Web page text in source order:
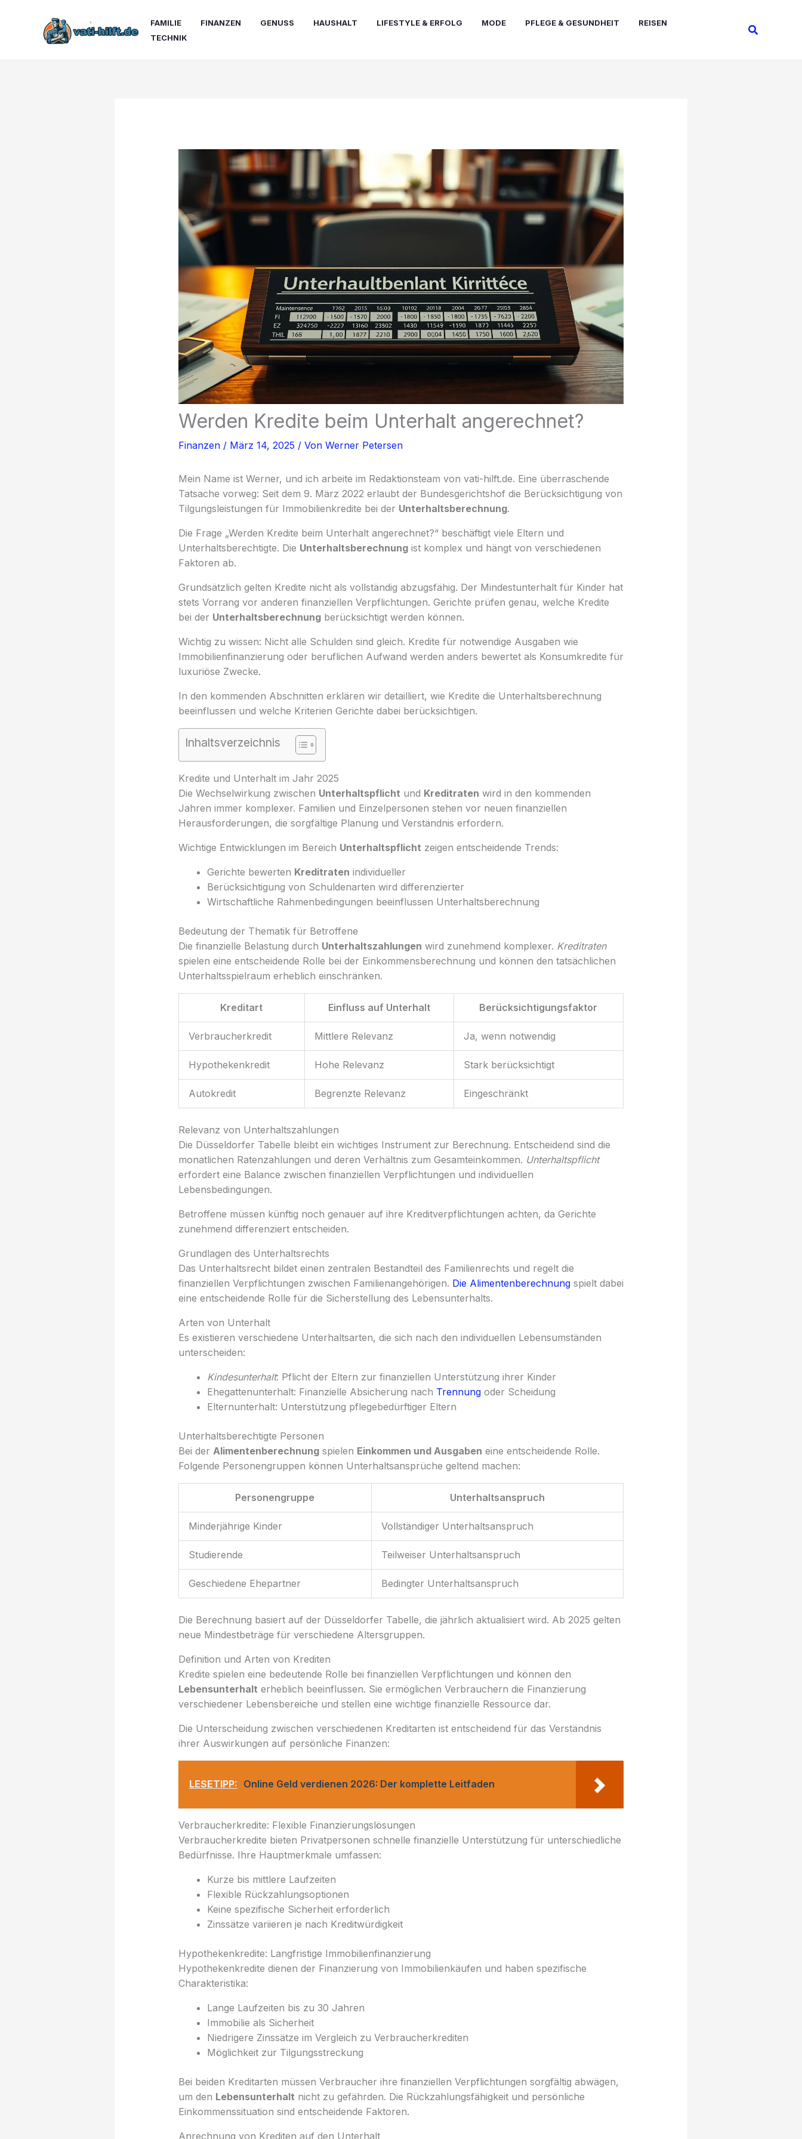
FAMILIE FINANZEN GENUSS HAUSHALT LIFESTYLE & ERFOLG MODE PFLEGE & GESUNDHEIT
REISEN
TECHNIK
Suchen
Werden Kredite beim Unterhalt angerechnet?
Finanzen/ März 14, 2025 / Von Werner Petersen
Mein Name ist Werner, und ich arbeite im Redaktionsteam von vati-hilft.de. Eine überraschende
Tatsache vorweg: Seit dem 9. März 2022 erlaubt der Bundesgerichtshof die Berücksichtigung von
Tilgungsleistungen für Immobilienkredite bei der Unterhaltsberechnung.
Die Frage „Werden Kredite beim Unterhalt angerechnet?“ beschäftigt viele Eltern und
Unterhaltsberechtigte. Die Unterhaltsberechnungist komplex und hängt von verschiedenen
Faktoren ab.
Grundsätzlich gelten Kredite nicht als vollständig abzugsfähig. Der Mindestunterhalt für Kinder hat
stets Vorrang vor anderen finanziellen Verpflichtungen. Gerichte prüfen genau, welche Kredite
bei der Unterhaltsberechnungberücksichtigt werden können.
Wichtig zu wissen: Nicht alle Schulden sind gleich. Kredite für notwendige Ausgaben wie
Immobilienfinanzierung oder beruflichen Aufwand werden anders bewertet als Konsumkredite für
luxuriöse Zwecke.
In den kommenden Abschnitten erklären wir detailliert, wie Kredite die Unterhaltsberechnung
beeinflussen und welche Kriterien Gerichte dabei berücksichtigen.
Inhaltsverzeichnis
Kredite und Unterhalt im Jahr 2025
Die Wechselwirkung zwischen Unterhaltspflicht und Kreditraten wird in den kommenden
Jahren immer komplexer. Familien und Einzelpersonen stehen vor neuen finanziellen
Herausforderungen, die sorgfältige Planung und Verständnis erfordern.
Wichtige Entwicklungen im Bereich Unterhaltspflicht zeigen entscheidende Trends:
Gerichte bewerten Kreditraten individueller
Berücksichtigung von Schuldenarten wird differenzierter
Wirtschaftliche Rahmenbedingungen beeinflussen Unterhaltsberechnung
Bedeutung der Thematik für Betroffene
Die finanzielle Belastung durch Unterhaltszahlungen wird zunehmend komplexer. Kreditraten
spielen eine entscheidende Rolle bei der Einkommensberechnung und können den tatsächlichen
Unterhaltsspielraum erheblich einschränken.
Kreditart Einfluss auf Unterhalt Berücksichtigungsfaktor
Verbraucherkredit Mittlere Relevanz Ja, wenn notwendig
Hypothekenkredit Hohe Relevanz Stark berücksichtigt
Autokredit Begrenzte Relevanz Eingeschränkt
Relevanz von Unterhaltszahlungen
Die Düsseldorfer Tabelle bleibt ein wichtiges Instrument zur Berechnung. Entscheidend sind die
monatlichen Ratenzahlungen und deren Verhältnis zum Gesamteinkommen. Unterhaltspflicht
erfordert eine Balance zwischen finanziellen Verpflichtungen und individuellen
Lebensbedingungen.
Betroffene müssen künftig noch genauer auf ihre Kreditverpflichtungen achten, da Gerichte
zunehmend differenziert entscheiden.
Grundlagen des Unterhaltsrechts
Das Unterhaltsrecht bildet einen zentralen Bestandteil des Familienrechts und regelt die
finanziellen Verpflichtungen zwischen Familienangehörigen. Die Alimentenberechnungspielt dabei
eine entscheidende Rolle für die Sicherstellung des Lebensunterhalts.
Arten von Unterhalt
Es existieren verschiedene Unterhaltsarten, die sich nach den individuellen Lebensumständen
unterscheiden:
Kindesunterhalt: Pflicht der Eltern zur finanziellen Unterstützung ihrer Kinder
Ehegattenunterhalt: Finanzielle Absicherung nach Trennungoder Scheidung
Elternunterhalt: Unterstützung pflegebedürftiger Eltern
Unterhaltsberechtigte Personen
Bei der Alimentenberechnungspielen Einkommen und Ausgaben eine entscheidende Rolle.
Folgende Personengruppen können Unterhaltsansprüche geltend machen:
Personengruppe Unterhaltsanspruch
Minderjährige Kinder Vollständiger Unterhaltsanspruch
Studierende Teilweiser Unterhaltsanspruch
Geschiedene Ehepartner Bedingter Unterhaltsanspruch
Die Berechnung basiert auf der Düsseldorfer Tabelle, die jährlich aktualisiert wird. Ab 2025 gelten
neue Mindestbeträge für verschiedene Altersgruppen.
Definition und Arten von Krediten
Kredite spielen eine bedeutende Rolle bei finanziellen Verpflichtungen und können den
Lebensunterhalt erheblich beeinflussen. Sie ermöglichen Verbrauchern die Finanzierung
verschiedener Lebensbereiche und stellen eine wichtige finanzielle Ressource dar.
Die Unterscheidung zwischen verschiedenen Kreditarten ist entscheidend für das Verständnis
ihrer Auswirkungen auf persönliche Finanzen:
LESETIPP: Online Geld verdienen 2026: Der komplette Leitfaden
Verbraucherkredite: Flexible Finanzierungslösungen
Verbraucherkredite bieten Privatpersonen schnelle finanzielle Unterstützung für unterschiedliche
Bedürfnisse. Ihre Hauptmerkmale umfassen:
Kurze bis mittlere Laufzeiten
Flexible Rückzahlungsoptionen
Keine spezifische Sicherheit erforderlich
Zinssätze variieren je nach Kreditwürdigkeit
Hypothekenkredite: Langfristige Immobilienfinanzierung
Hypothekenkredite dienen der Finanzierung von Immobilienkäufen und haben spezifische
Charakteristika:
Lange Laufzeiten bis zu 30 Jahren
Immobilie als Sicherheit
Niedrigere Zinssätze im Vergleich zu Verbraucherkrediten
Möglichkeit zur Tilgungsstreckung
Bei beiden Kreditarten müssen Verbraucher ihre finanziellen Verpflichtungen sorgfältig abwägen,
um den Lebensunterhalt nicht zu gefährden. Die Rückzahlungsfähigkeit und persönliche
Einkommenssituation sind entscheidende Faktoren.
Anrechnung von Krediten auf den Unterhalt